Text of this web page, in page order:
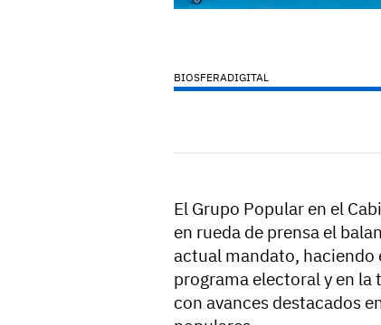
BIOSFERADIGITAL
El Grupo Popular en el
en rueda de prensa el
actual mandato,
programa electoral y en
con avances destacados